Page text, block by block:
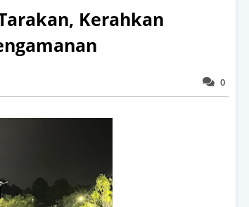
Kerahkan
0